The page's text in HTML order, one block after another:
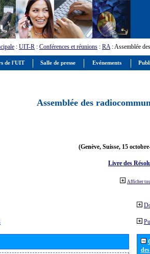
: UIT-R : Conférences et réunions : RA: Assemblée
Assemblée des
(Genève, Suisse, 15
Livre des
Afficher
de l'UIT Salle de presse Evénements